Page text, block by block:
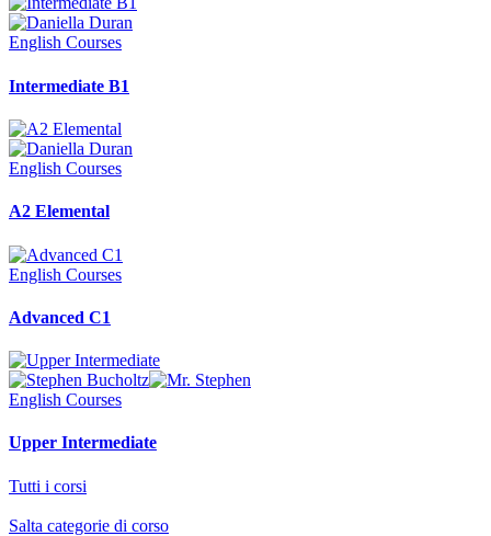
English Courses
Intermediate B1
English Courses
A2 Elemental
English Courses
Advanced C1
English Courses
Upper Intermediate
Tutti i corsi
Salta categorie di corso